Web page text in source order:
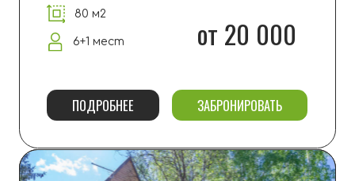
от 20 000
80 м2